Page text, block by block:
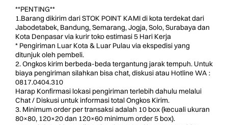
**PENTING**
1.Barang dikirim dari STOK POINT KAMI di kota terdekat dari
Jabodetabek, Bandung, Semarang, Jogja, Solo, Surabaya dan
Kota Denpasar via kurir toko estimasi 5 Hari Kerja
* Pengiriman Luar Kota & Luar Pulau via ekspedisi yang
ditunjuk oleh pembeli.
2. Ongkos kirim berbeda-beda tergantung jarak tempuh. Untuk
biaya pengiriman silahkan bisa chat, diskusi atau Hotline WA :
0817.0404.310
Harap Konfirmasi lokasi pengiriman terlebih dahulu melalui
Chat / Diskusi untuk informasi total Ongkos Kirim.
3. Minimum order per transaksi adalah 10 box (kecuali ukuran
80×80, 120×20 dan 120×60 minimum order 5 box).